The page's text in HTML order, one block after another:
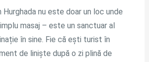
Hurghada nu este doar un loc unde
masaj – este un sanctuar al
în sine. Fie că ești turist în
de liniște după o zi plină de